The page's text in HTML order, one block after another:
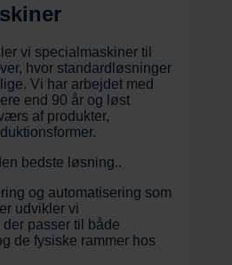
vi specialmaskiner til
hvor standardløsninger
Vi har arbejdet med
end 90 år og løst
af produkter,
bedste løsning..
og automatisering som
udvikler vi
passer til både
de fysiske rammer hos